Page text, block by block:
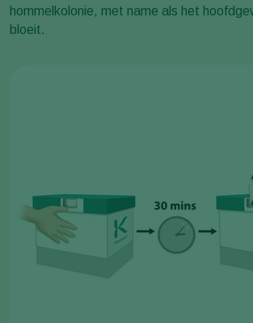
hommelkolonie, met name als het
bloeit.